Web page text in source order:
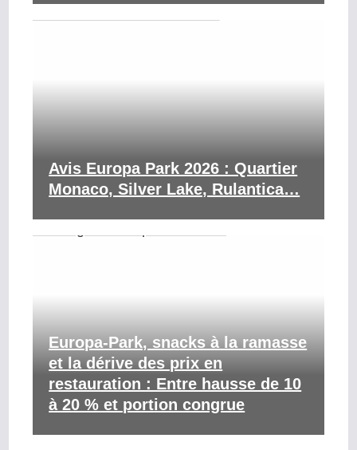
Avis Europa Park 2026 : Quartier
Monaco, Silver Lake, Rulantica…
Europa-Park, snacks à la ramasse
et la dérive des prix en
restauration : Entre hausse de 10
à 20 % et portion congrue